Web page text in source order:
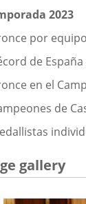
2023
por
de
en el
de
gallery